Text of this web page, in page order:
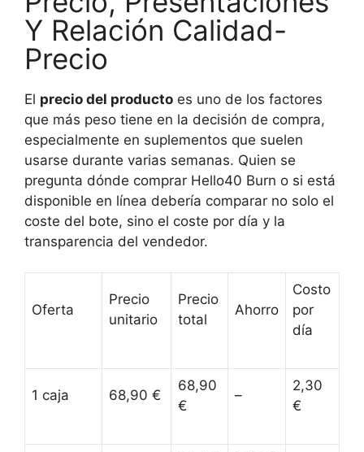
Y Relación Calidad-
Precio
El precio del producto es uno de los factores
que más peso tiene en la decisión de compra,
especialmente en suplementos que suelen
usarse durante varias semanas. Quien se
pregunta dónde comprar Hello40 Burn o si está
disponible en línea debería comparar no solo el
coste del bote, sino el coste por día y la
transparencia del vendedor.
Oferta
Precio
unitario
Precio
total
Ahorro
Costo
por
día
1 caja 68,90 €
68,90
€
–
2,30
€